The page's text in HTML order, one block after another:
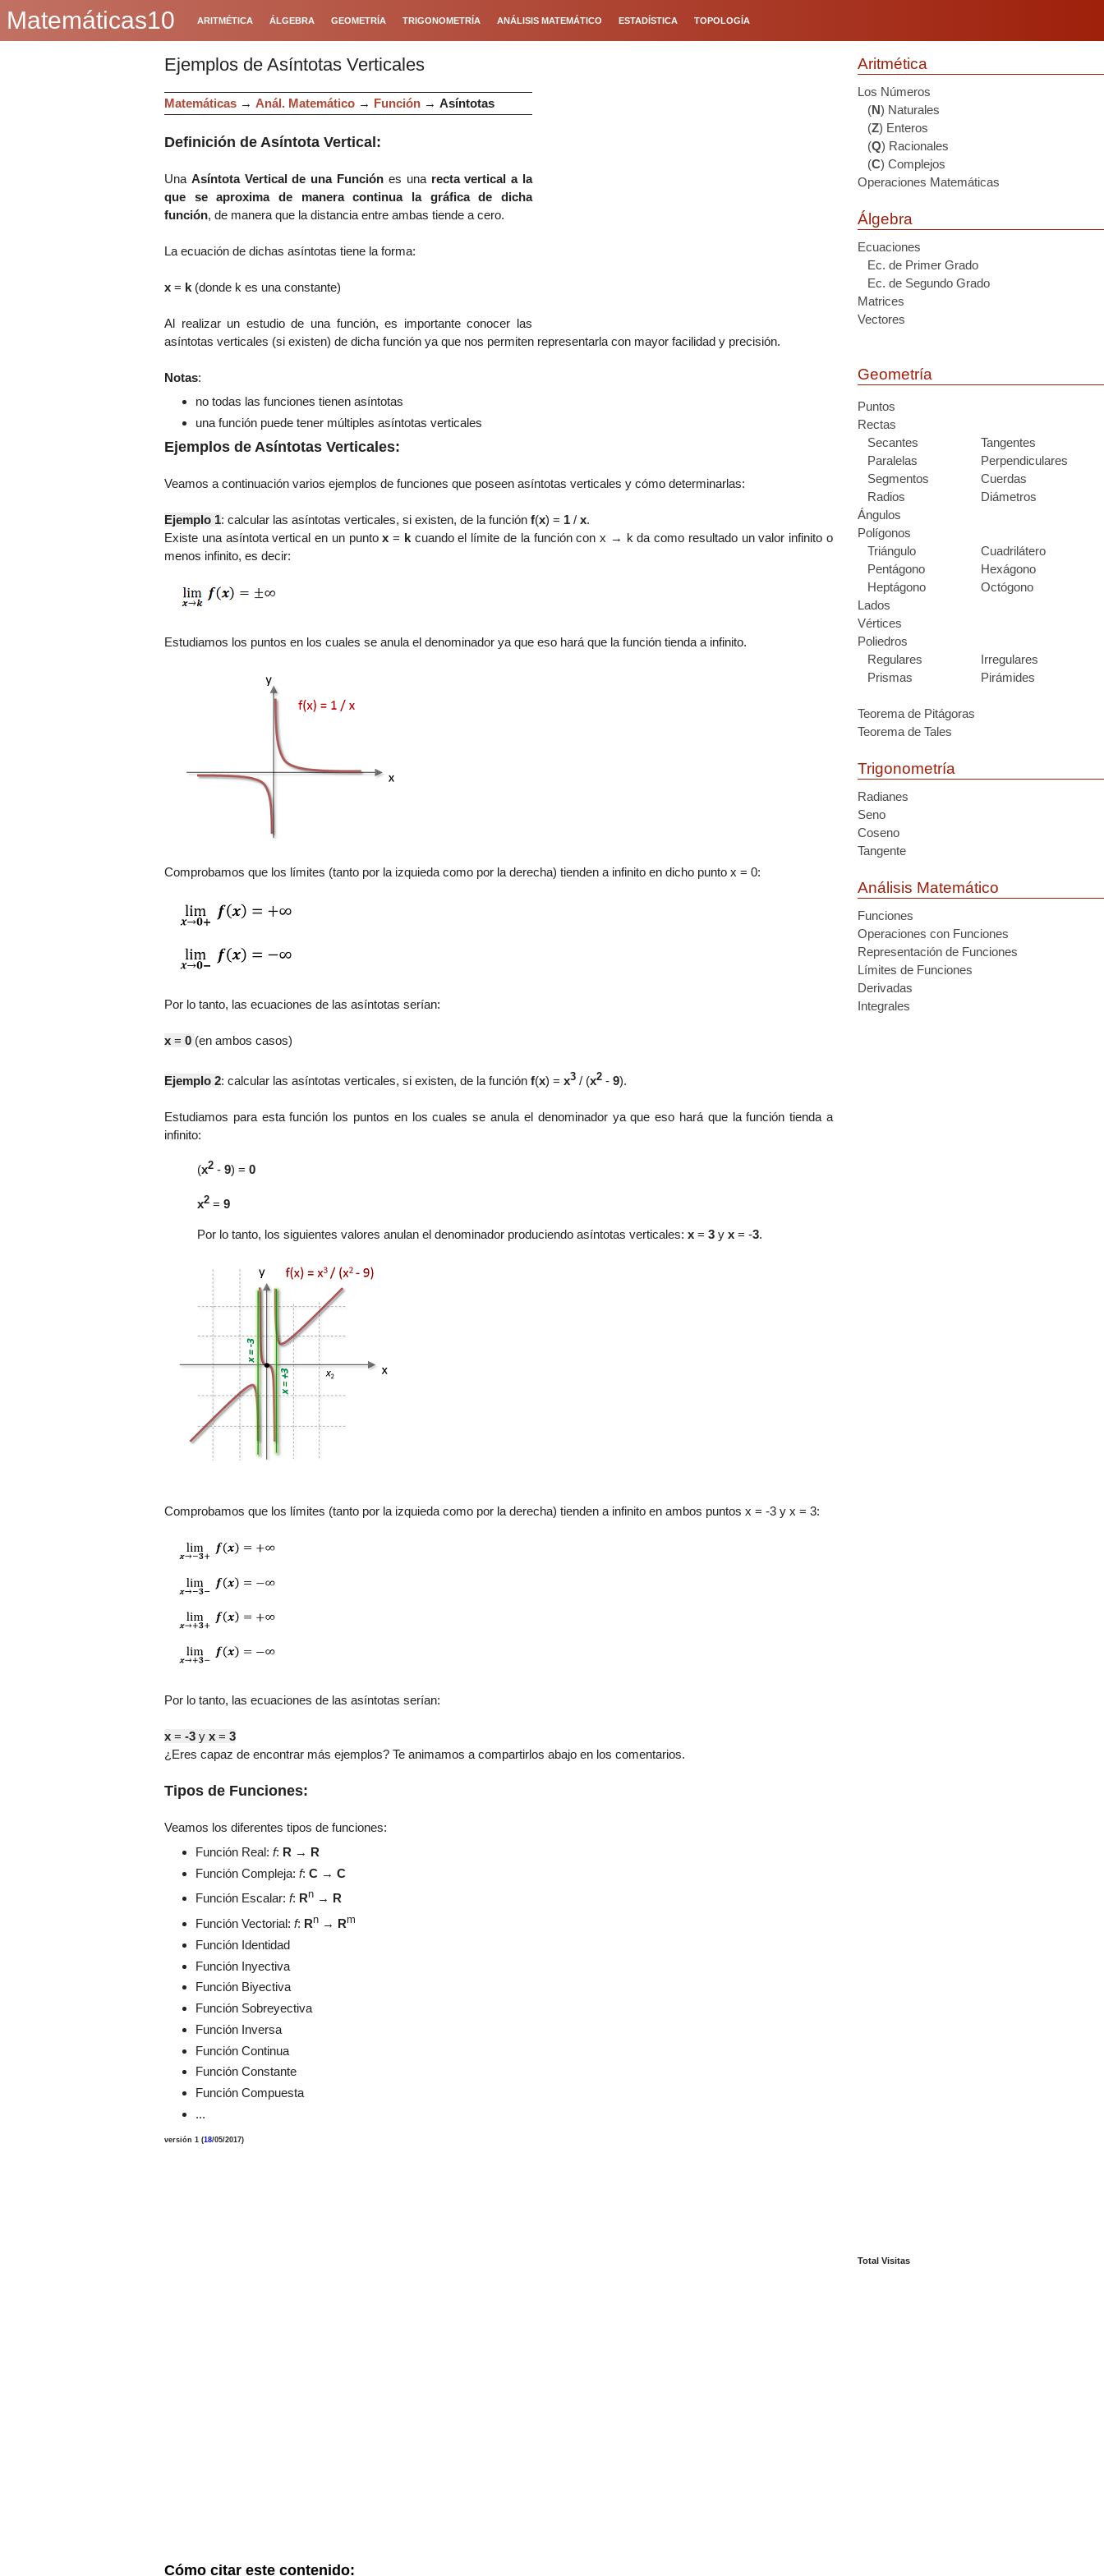
Matemáticas10 ARITMÉTICA ÁLGEBRA GEOMETRÍA TRIGONOMETRÍA ANÁLISIS MATEMÁTICO ESTADÍSTICA TOPOLOGÍA
Ejemplos de Asíntotas Verticales
Matemáticas → Anál. Matemático → Función → Asíntotas
Definición de Asíntota Vertical:
Una Asíntota Vertical de una Función es una recta vertical a la
que se aproxima de manera continua la gráfica de dicha
función, de manera que la distancia entre ambas tiende a cero.
La ecuación de dichas asíntotas tiene la forma:
x = k (donde k es una constante)
Al realizar un estudio de una función, es importante conocer las
asíntotas verticales (si existen) de dicha función ya que nos permiten representarla con mayor facilidad y precisión.
Notas:
no todas las funciones tienen asíntotas
una función puede tener múltiples asíntotas verticales
Ejemplos de Asíntotas Verticales:
Veamos a continuación varios ejemplos de funciones que poseen asíntotas verticales y cómo determinarlas:
Ejemplo 1: calcular las asíntotas verticales, si existen, de la función f(x) = 1 / x.
Existe una asíntota vertical en un puntox = kcuando el límite de la función conx → k da como resultado un valor infinito o
menos infinito, es decir:
Estudiamos los puntos en los cuales se anula el denominador ya que eso hará que la función tienda a infinito.
Comprobamos que los límites (tanto por la izquieda como por la derecha) tienden a infinito en dicho punto x = 0:
Por lo tanto, las ecuaciones de las asíntotas serían:
x = 0 (en ambos casos)
Ejemplo 2: calcular las asíntotas verticales, si existen, de la función f(x) = x3 / (x2 - 9).
Estudiamos para esta función los puntos en los cuales se anula el denominador ya que eso hará que la función tienda a
infinito:
(x2 - 9) = 0
x2 = 9
Por lo tanto, los siguientes valores anulan el denominador produciendo asíntotas verticales: x = 3 y x = -3.
Comprobamos que los límites (tanto por la izquieda como por la derecha) tienden a infinito en ambos puntos x = -3 y x = 3:
Por lo tanto, las ecuaciones de las asíntotas serían:
x = -3 y x = 3
¿Eres capaz de encontrar más ejemplos? Te animamos a compartirlos abajo en los comentarios.
Tipos de Funciones:
Veamos los diferentes tipos de funciones:
Función Real: f: R → R
Función Compleja: f: C→ C
Función Escalar: f: Rn→ R
Función Vectorial: f: Rn→ Rm
Función Identidad
Función Inyectiva
Función Biyectiva
Función Sobreyectiva
Función Inversa
Función Continua
Función Constante
Función Compuesta
...
versión 1 (18/05/2017)
Cómo citar este contenido:
Aritmética
Los Números
(N) Naturales
(Z) Enteros
(Q) Racionales
(C) Complejos
Operaciones Matemáticas
Álgebra
Ecuaciones
Ec. de Primer Grado
Ec. de Segundo Grado
Matrices
Vectores
Geometría
Puntos
Rectas
Secantes
Tangentes
Paralelas
Perpendiculares
Segmentos
Cuerdas
Radios
Diámetros
Ángulos
Polígonos
Triángulo
Cuadrilátero
Pentágono
Hexágono
Heptágono
Octógono
Lados
Vértices
Poliedros
Regulares
Irregulares
Prismas
Pirámides
Teorema de Pitágoras
Teorema de Tales
Trigonometría
Radianes
Seno
Coseno
Tangente
Análisis Matemático
Funciones
Operaciones con Funciones
Representación de Funciones
Límites de Funciones
Derivadas
Integrales
Total Visitas